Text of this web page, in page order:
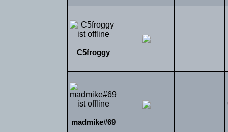
C5froggy
madmike#69